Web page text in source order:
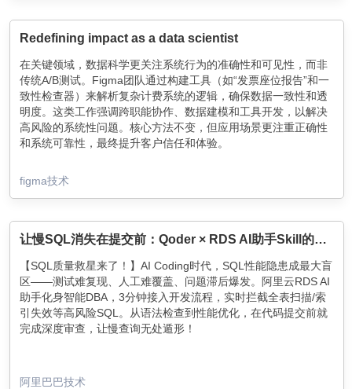
Redefining impact as a data scientist
在关键领域，数据科学更关注系统行为的准确性和可见性，而非
传统A/B测试。Figma团队通过构建工具（如“发票座位报告”和一
致性检查器）来解析复杂计费系统的逻辑，确保数据一致性和透
明度。这类工作强调跨职能协作、数据建模和工具开发，以解决
高风险的系统性问题。核心方法不变，但应用场景更注重正确性
和系统可靠性，最终提升客户信任和体验。
figma技术
让慢SQL消失在提交前：Qoder × RDS AI助手Skill的实时拦截术
【SQL质量救星来了！】AI Coding时代，SQL性能隐患成最大盲
区——测试难复现、人工难覆盖、问题滞后爆发。阿里云RDS AI
助手化身智能DBA，3分钟接入开发流程，实时拦截全表扫描/索
引失效等高风险SQL。从语法检查到性能优化，在代码提交前就
完成深度审查，让慢查询无处遁形！
阿里巴巴技术